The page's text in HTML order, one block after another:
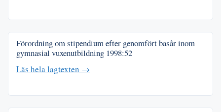
Förordning om stipendium efter genomfört basår inom
gymnasial vuxenutbildning 1998:52
Läs hela lagtexten →